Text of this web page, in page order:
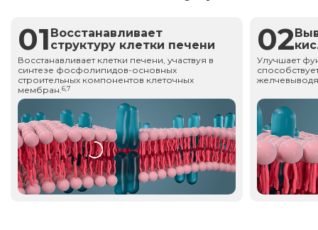
01 Восстанавливает
структуру клетки печени
Восстанавливает клетки печени, участвуя в
синтезе фосфолипидов-основных
строительных компонентов клеточных
мембран.6,7
02
Улучшает